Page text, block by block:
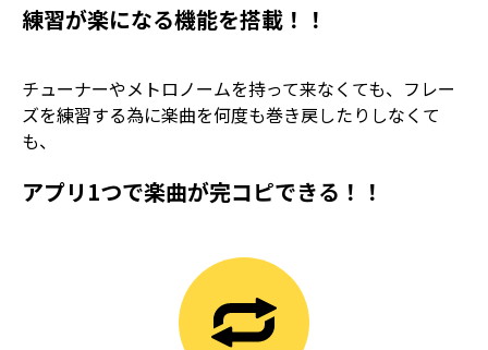
練習が楽になる機能を搭載！！
チューナーやメトロノームを持って来なくても、フレー
ズを練習する為に楽曲を何度も巻き戻したりしなくて
も、
アプリ1つで楽曲が完コピできる！！